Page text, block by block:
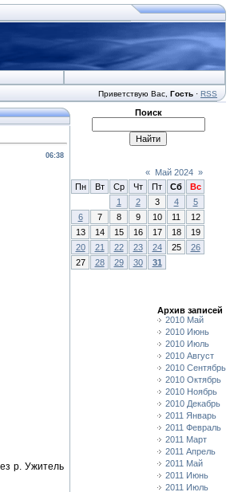
Приветствую Вас Гость · RSS
06:38
р. Ужитель
Поиск
« Май 2024 »
Пн
Вт Ср Чт Пт Сб
Вс
1
2 3 4
5
6
7 8 9 10 11
12
13
14 15 16 17 18
19
20
21 22 23 24 25
26
27
28 29 30 31
Архив записей
2010 Май
2010 Июнь
2010 Июль
2010 Август
2010 Сентябрь
2010 Октябрь
2010 Ноябрь
2010 Декабрь
2011 Январь
2011 Февраль
2011 Март
2011 Апрель
2011 Май
2011 Июнь
2011 Июль